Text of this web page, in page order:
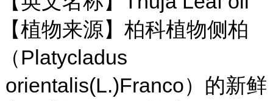
【植物来源】柏科植物侧柏
（Platycladus
orientalis(L.)Franco）的新鲜